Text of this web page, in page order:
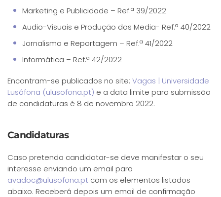
Marketing e Publicidade – Ref.ª 39/2022
Audio-Visuais e Produção dos Media- Ref.ª 40/2022
Jornalismo e Reportagem – Ref.ª 41/2022
Informática – Ref.ª 42/2022
Encontram-se publicados no site: Vagas | Universidade
Lusófona (ulusofona.pt) e a data limite para submissão
de candidaturas é 8 de novembro 2022.
Candidaturas
Caso pretenda candidatar-se deve manifestar o seu
interesse enviando um email para
avadoc@ulusofona.pt com os elementos listados
abaixo. Receberá depois um email de confirmação